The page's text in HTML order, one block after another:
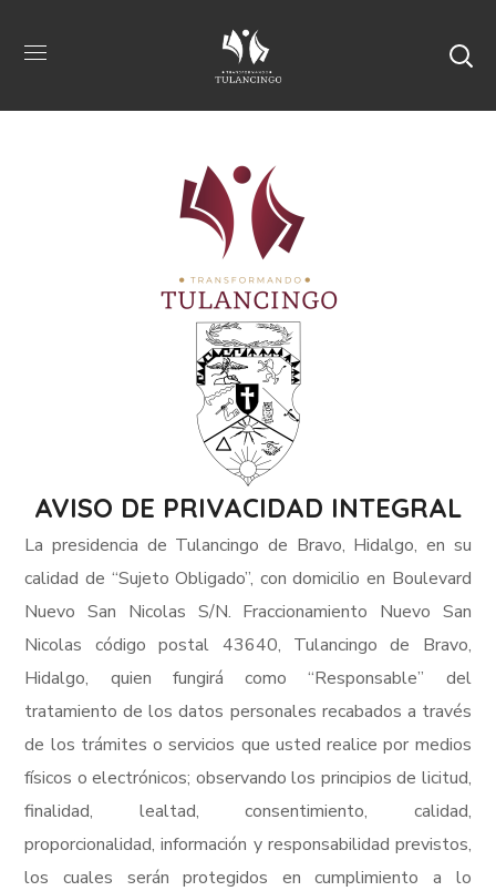
AVISO DE PRIVACIDAD INTEGRAL
La presidencia de Tulancingo de Bravo, Hidalgo, en su
calidad de “Sujeto Obligado”, con domicilio en Boulevard
Nuevo San Nicolas S/N. Fraccionamiento Nuevo San
Nicolas código postal 43640, Tulancingo de Bravo,
Hidalgo, quien fungirá como “Responsable” del
tratamiento de los datos personales recabados a través
de los trámites o servicios que usted realice por medios
físicos o electrónicos; observando los principios de licitud,
finalidad, lealtad, consentimiento, calidad,
proporcionalidad, información y responsabilidad previstos,
los cuales serán protegidos en cumplimiento a lo